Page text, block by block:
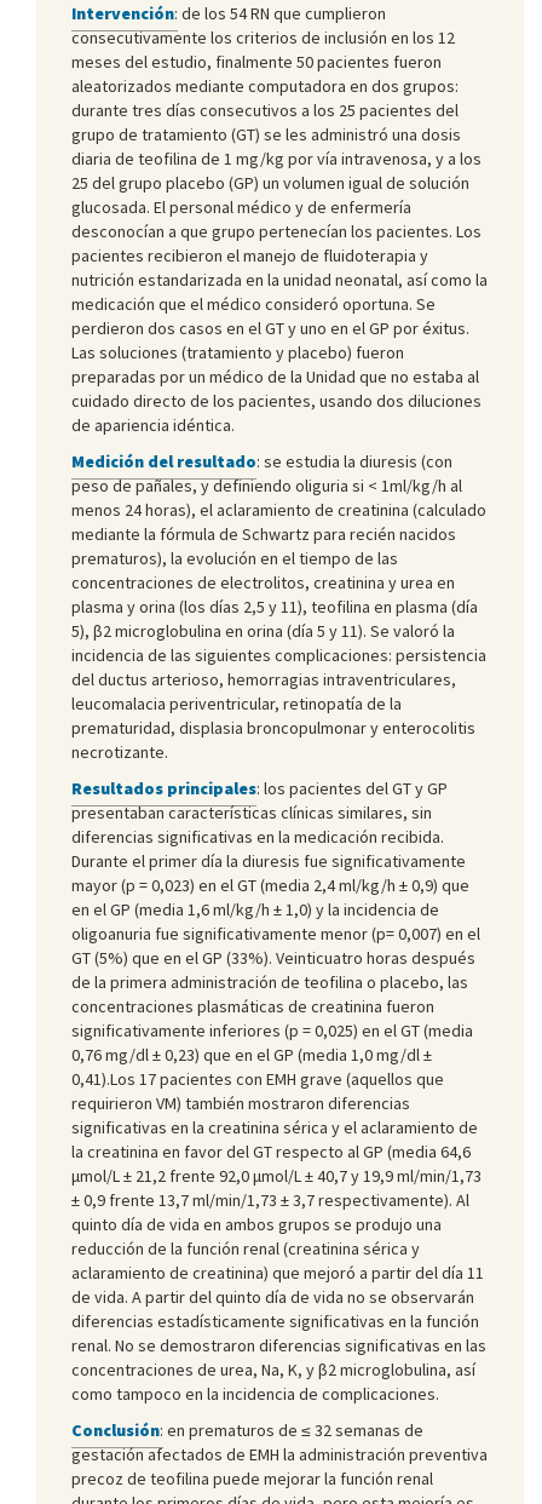
Intervención: de los 54 RN que cumplieron
consecutivamente los criterios de inclusión en los 12
meses del estudio, finalmente 50 pacientes fueron
aleatorizados mediante computadora en dos grupos:
durante tres días consecutivos a los 25 pacientes del
grupo de tratamiento (GT) se les administró una dosis
diaria de teofilina de 1 mg/kg por vía intravenosa, y a los
25 del grupo placebo (GP) un volumen igual de solución
glucosada. El personal médico y de enfermería
desconocían a que grupo pertenecían los pacientes. Los
pacientes recibieron el manejo de fluidoterapia y
nutrición estandarizada en la unidad neonatal, así como la
medicación que el médico consideró oportuna. Se
perdieron dos casos en el GT y uno en el GP por éxitus.
Las soluciones (tratamiento y placebo) fueron
preparadas por un médico de la Unidad que no estaba al
cuidado directo de los pacientes, usando dos diluciones
de apariencia idéntica.
Medición del resultado: se estudia la diuresis (con
peso de pañales, y definiendo oliguria si < 1ml/kg/h al
menos 24 horas), el aclaramiento de creatinina (calculado
mediante la fórmula de Schwartz para recién nacidos
prematuros), la evolución en el tiempo de las
concentraciones de electrolitos, creatinina y urea en
plasma y orina (los días 2,5 y 11), teofilina en plasma (día
5), β2 microglobulina en orina (día 5 y 11). Se valoró la
incidencia de las siguientes complicaciones: persistencia
del ductus arterioso, hemorragias intraventriculares,
leucomalacia periventricular, retinopatía de la
prematuridad, displasia broncopulmonar y enterocolitis
necrotizante.
Resultados principales: los pacientes del GT y GP
presentaban características clínicas similares, sin
diferencias significativas en la medicación recibida.
Durante el primer día la diuresis fue significativamente
mayor (p = 0,023) en el GT (media 2,4 ml/kg/h ± 0,9) que
en el GP (media 1,6 ml/kg/h ± 1,0) y la incidencia de
oligoanuria fue significativamente menor (p= 0,007) en el
GT (5%) que en el GP (33%). Veinticuatro horas después
de la primera administración de teofilina o placebo, las
concentraciones plasmáticas de creatinina fueron
significativamente inferiores (p = 0,025) en el GT (media
0,76 mg/dl ± 0,23) que en el GP (media 1,0 mg/dl ±
0,41).Los 17 pacientes con EMH grave (aquellos que
requirieron VM) también mostraron diferencias
significativas en la creatinina sérica y el aclaramiento de
la creatinina en favor del GT respecto al GP (media 64,6
μmol/L ± 21,2 frente 92,0 μmol/L ± 40,7 y 19,9 ml/min/1,73
± 0,9 frente 13,7 ml/min/1,73 ± 3,7 respectivamente). Al
quinto día de vida en ambos grupos se produjo una
reducción de la función renal (creatinina sérica y
aclaramiento de creatinina) que mejoró a partir del día 11
de vida. A partir del quinto día de vida no se observarán
diferencias estadísticamente significativas en la función
renal. No se demostraron diferencias significativas en las
concentraciones de urea, Na, K, y β2 microglobulina, así
como tampoco en la incidencia de complicaciones.
Conclusión: en prematuros de ≤ 32 semanas de
gestación afectados de EMH la administración preventiva
precoz de teofilina puede mejorar la función renal